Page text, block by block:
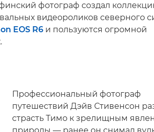
фотограф создал
видеороликов северного
EOS R6 и пользуются огромной
Профессиональный фотограф
путешествий Дэйв Стивенсон
страсть Тимо к зрелищным